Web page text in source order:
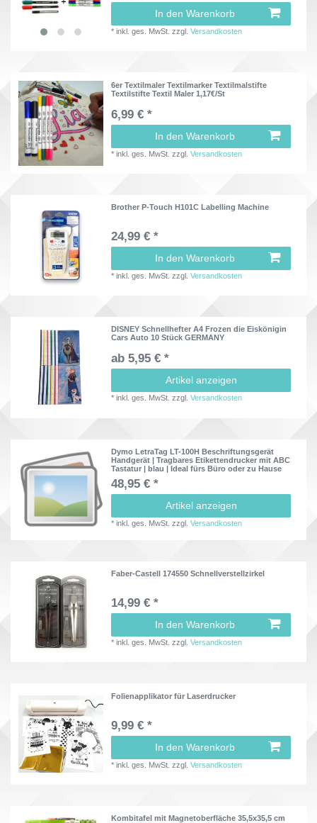
In den Warenkorb
*inkl. ges. MwSt. zzgl.Versandkosten
6er Textilmaler Textilmarker Textilmalstifte
Textilstifte Textil Maler 1,17€/St
6,99 € *
In den Warenkorb
*inkl. ges. MwSt. zzgl.Versandkosten
Brother P-Touch H101C Labelling Machine
24,99 € *
In den Warenkorb
*inkl. ges. MwSt. zzgl.Versandkosten
DISNEY Schnellhefter A4 Frozen die Eiskönigin
Cars Auto 10 Stück GERMANY
ab 5,95 € *
Artikel anzeigen
*inkl. ges. MwSt. zzgl.Versandkosten
Dymo LetraTag LT-100H Beschriftungsgerät
Handgerät | Tragbares Etikettendrucker mit ABC
Tastatur | blau | Ideal fürs Büro oder zu Hause
48,95 € *
Artikel anzeigen
*inkl. ges. MwSt. zzgl.Versandkosten
Faber-Castell 174550 Schnellverstellzirkel
14,99 € *
In den Warenkorb
*inkl. ges. MwSt. zzgl.Versandkosten
Folienapplikator für Laserdrucker
9,99 € *
In den Warenkorb
*inkl. ges. MwSt. zzgl.Versandkosten
Kombitafel mit Magnetoberfläche 35,5x35,5 cm